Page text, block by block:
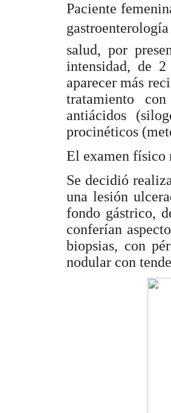
Paciente
salud, por
intensidad, de 2
aparecer más
tratamiento
antiácidos
procinéticos
El examen físico
Se decidió
una lesión
fondo gástrico,
conferían
biopsias, con
nodular con